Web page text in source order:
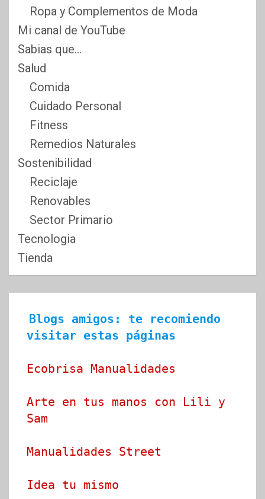
Ropa y Complementos de Moda
Mi canal de YouTube
Sabias que…
Salud
Comida
Cuidado Personal
Fitness
Remedios Naturales
Sostenibilidad
Reciclaje
Renovables
Sector Primario
Tecnologia
Tienda
Blogs amigos: te recomiendo
visitar estas páginas
Ecobrisa Manualidades
Arte en tus manos con Lili y
Sam
Manualidades Street
Idea tu mismo